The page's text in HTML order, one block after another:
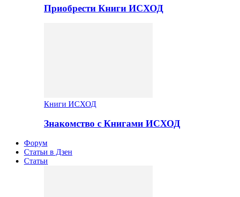
Приобрести Книги ИСХОД
Книги ИСХОД
Знакомство с Книгами ИСХОД
Форум
Статьи в Дзен
Статьи